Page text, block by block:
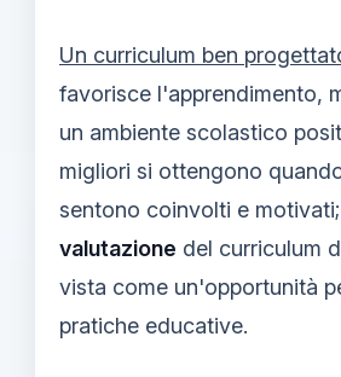
Un curriculum ben
favorisce l'apprendimento,
un ambiente scolastico
migliori si ottengono
sentono coinvolti e
valutazione del curriculum
vista come un'opportunità
pratiche educative.